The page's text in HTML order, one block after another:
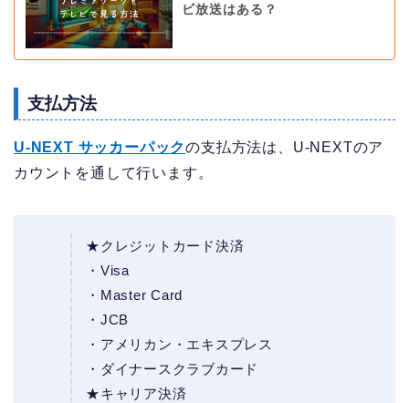
ビ放送はある？
支払方法
U-NEXT サッカーパックの支払方法は、U-NEXTのア
カウントを通して行います。
★クレジットカード決済
・Visa
・Master Card
・JCB
・アメリカン・エキスプレス
・ダイナースクラブカード
★キャリア決済